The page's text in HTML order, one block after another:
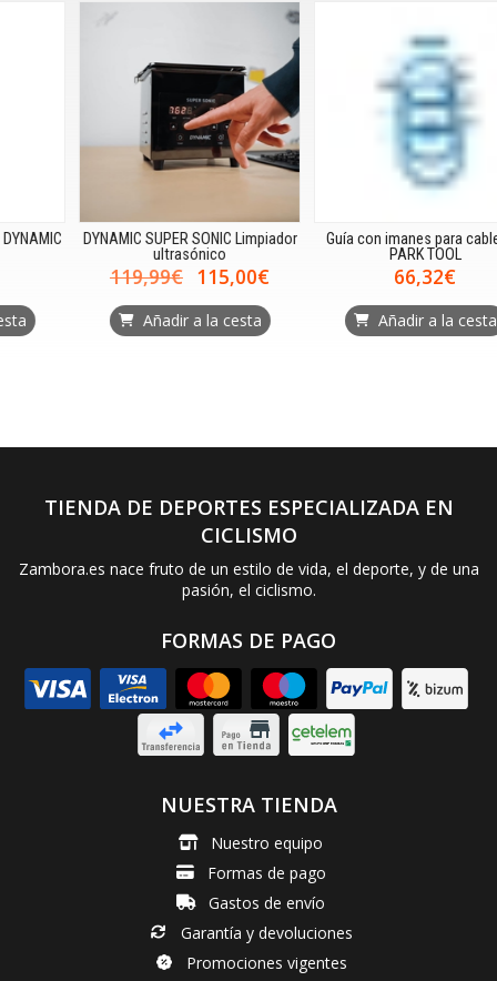
DYNAMIC SUPER SONIC Limpiador
ultrasónico
119,99€ 115,00€
Añadir a la cesta
Guía con imanes para cableado
PARK TOOL
Añadir a la cesta
TIENDA DE DEPORTES ESPECIALIZADA EN
CICLISMO
Zambora.es nace fruto de un estilo de vida, el deporte, y de una
pasión, el ciclismo.
FORMAS DE PAGO
NUESTRA TIENDA
Nuestro equipo
Formas de pago
Gastos de envío
Garantía y devoluciones
Promociones vigentes